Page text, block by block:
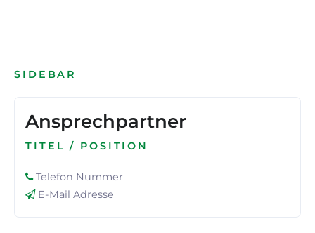
SIDEBAR
Ansprechpartner
TITEL / POSITION
Telefon Nummer
E-Mail Adresse